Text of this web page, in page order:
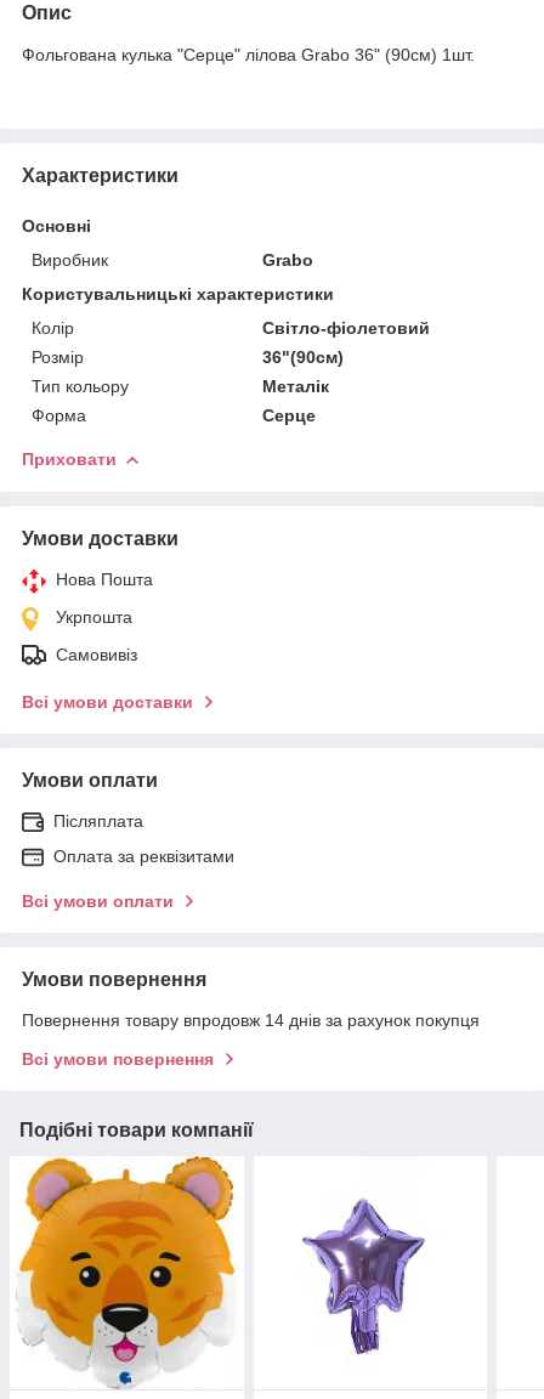
Опис
Фольгована кулька "Серце" лілова Grabo 36" (90см) 1шт.
Характеристики
Основні
Виробник
Grabo
Користувальницькі характеристики
Колір
Світло-фіолетовий
Розмір
36"(90см)
Тип кольору
Металік
Форма
Серце
Приховати
Умови доставки
Нова Пошта
Укрпошта
Самовивіз
Всі умови доставки
Умови оплати
Післяплата
Оплата за реквізитами
Всі умови оплати
Умови повернення
Повернення товару впродовж 14 днів за рахунок покупця
Всі умови повернення
Подібні товари компанії